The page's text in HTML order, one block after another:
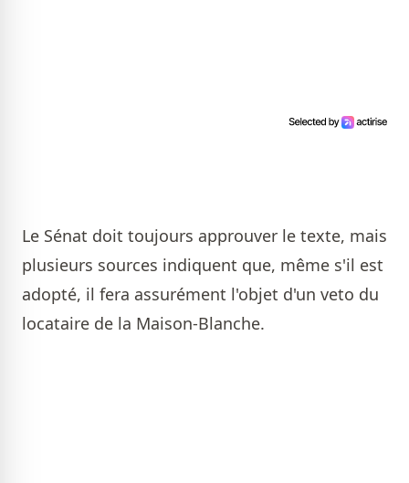
Le Sénat doit toujours approuver le texte, mais
plusieurs sources indiquent que, même s'il est
adopté, il fera assurément l'objet d'un veto du
locataire de la Maison-Blanche.